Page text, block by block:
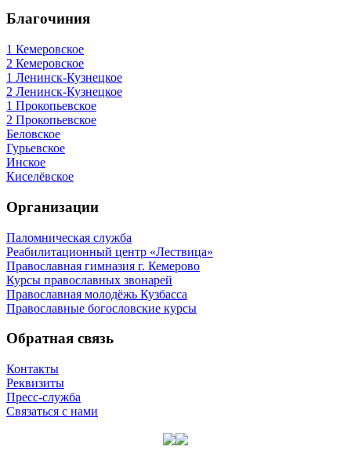
Благочиния
1 Кемеровское
2 Кемеровское
1 Ленинск-Кузнецкое
2 Ленинск-Кузнецкое
1 Прокопьевское
2 Прокопьевское
Беловское
Гурьевское
Инское
Киселёвское
Организации
Паломническая служба
Реабилитационный центр «Лествица»
Православная гимназия г. Кемерово
Курсы православных звонарей
Православная молодёжь Кузбасса
Православные богословские курсы
Обратная связь
Контакты
Реквизиты
Пресс-служба
Связаться с нами